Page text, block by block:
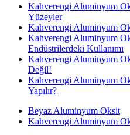
Kahverengi Aluminyum
Yüzeyler
Kahverengi Aluminyum
Kahverengi Aluminyum
Endüstrilerdeki Kullanımı
Kahverengi Aluminyum
Değil!
Kahverengi Aluminyum
Yapılır?
Beyaz Aluminyum Oksit
Kahverengi Aluminyum